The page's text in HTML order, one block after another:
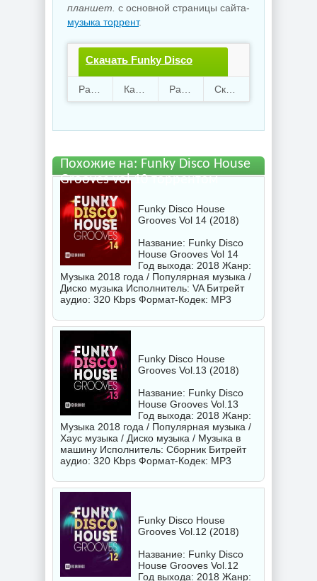
планшет. с основной страницы сайта-
музыка торрент.
Скачать Funky Disco
House Grooves
бесплатно
37 50 344.17 Mb
Похожие на: Funky Disco House
Grooves vol.10 торрентом
Funky Disco House
Grooves Vol 14 (2018)
Название: Funky Disco
House Grooves Vol 14
Год выхода: 2018 Жанр:
Музыка 2018 года / Популярная музыка /
Диско музыка Исполнитель: VAБитрейт
аудио: 320 Kbps Формат-Кодек: MP3
Funky Disco House
Grooves Vol.13 (2018)
Название: Funky Disco
House Grooves Vol.13
Год выхода: 2018 Жанр:
Музыка 2018 года / Популярная музыка /
Хаус музыка / Диско музыка / Музыка в
машину Исполнитель: Сборник Битрейт
аудио: 320 Kbps Формат-Кодек: MP3
Funky Disco House
Grooves Vol.12 (2018)
Название: Funky Disco
House Grooves Vol.12
Год выхода: 2018 Жанр: